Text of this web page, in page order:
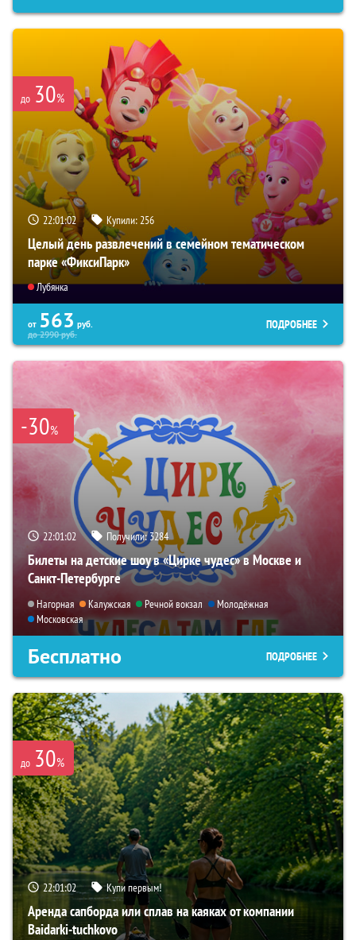
до 30%
22:01:01 Купили:256
Целый день развлечений в семейном тематическом
парке «ФиксиПарк»
Лубянка
от 563 руб.
до2990руб.
ПОДРОБНЕЕ
-30%
22:01:01 Получили:3284
Билеты на детские шоу в «Цирке чудес» в Москве и
Санкт-Петербурге
Нагорная Калужская Речной вокзал
Молодёжная
Московская
Бесплатно ПОДРОБНЕЕ
до 30%
22:01:01 Купи первым!
Аренда сапборда или сплав на каяках от компании
Baidarki-tuchkovo